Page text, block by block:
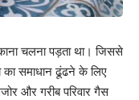
चलना पड़ता था। जिससे
का समाधान ढूंढने के लिए
और गरीब परिवार गैस